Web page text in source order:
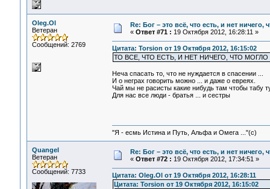
Oleg.Ol
Ветеран
Сообщений: 2769
Re: Бог – это всё, что есть, и нет
« Ответ #71 : 19 Октября 2012, 16:28:11 »
Цитата: Torsion от 19 Октября 2012, 16:15:02
ТО ВСЕ, ЧТО ЕСТЬ, И НЕТ НИЧЕГО, ЧТО
Неча спасать то, что не нуждается в спасении ...
И о неграх говорить можно ... и даже о евреях.
Чай мы не расисты какие нибудь там чтобы табу
Для нас все люди - братья ... и сестры
"Я - есмь Истина и Путь, Альфа и Омега ..."(с)
Quangel
Ветеран
Сообщений: 7733
Re: Бог – это всё, что есть, и нет
« Ответ #72 : 19 Октября 2012, 17:34:51 »
Цитата: Oleg.Ol от 19 Октября 2012, 16:28:11
Цитата: Torsion от 19 Октября 2012, 16:15:02